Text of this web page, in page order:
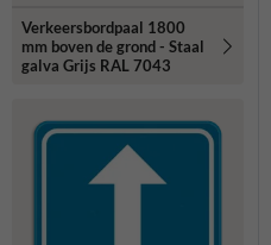
Verkeersbordpaal 1800
mm boven de grond - Staal
galva Grijs RAL 7043